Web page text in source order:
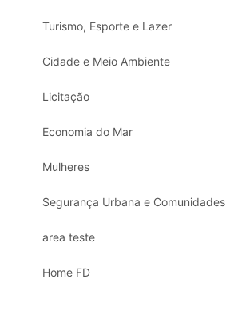
Turismo, Esporte e Lazer
Cidade e Meio Ambiente
Licitação
Economia do Mar
Mulheres
Segurança Urbana e Comunidades
area teste
Home FD